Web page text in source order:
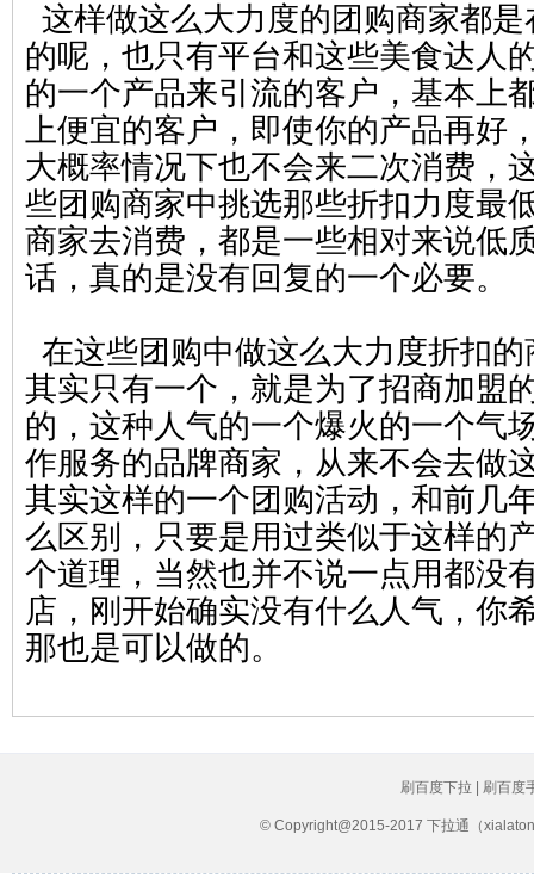
这样做这么大力度的团购商家都
的呢，也只有平台和这些美食达人
的一个产品来引流的客户，基本上
上便宜的客户，即使你的产品再好
大概率情况下也不会来二次消费，
些团购商家中挑选那些折扣力度最
商家去消费，都是一些相对来说低
话，真的是没有回复的一个必要。
在这些团购中做这么大力度折扣
其实只有一个，就是为了招商加盟
的，这种人气的一个爆火的一个气
作服务的品牌商家，从来不会去做
其实这样的一个团购活动，和前几
么区别，只要是用过类似于这样的
个道理，当然也并不说一点用都没
店，刚开始确实没有什么人气，你
那也是可以做的。
刷百度下拉 | 刷百度
© Copyright@2015-2017 下拉通（